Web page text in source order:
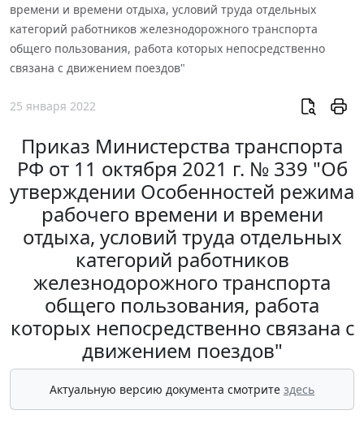
времени и времени отдыха, условий труда отдельных
категорий работников железнодорожного транспорта
общего пользования, работа которых непосредственно
связана с движением поездов"
25 января 2022
Приказ Министерства транспорта
РФ от 11 октября 2021 г. № 339 "Об
утверждении Особенностей режима
рабочего времени и времени
отдыха, условий труда отдельных
категорий работников
железнодорожного транспорта
общего пользования, работа
которых непосредственно связана с
движением поездов"
Актуальную версию документа смотрите здесь